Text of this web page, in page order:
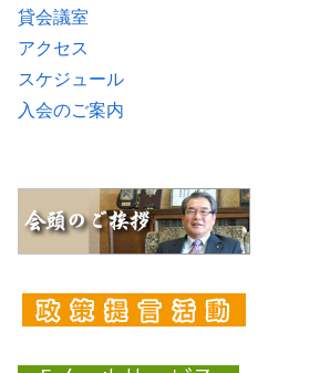
貸会議室
アクセス
スケジュール
入会のご案内